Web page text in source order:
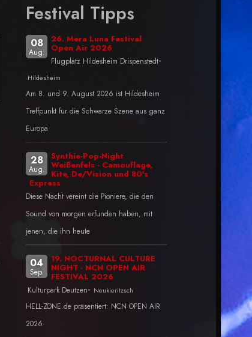
Festival Tipps
08
Aug.
26. Mera Luna Festival
Open Air 2026
Flugplatz Hildesheim Drispenstedt-
Hildesheim
Am 8. und 9. August 2026 ist Hildesheim
Treffpunkt für die Schwarze Szene aus ganz
Europa
28
Aug.
Synthie-Pop-Night
Weißenfels - Camouflage,
Kite, De/Vision und 80's
Express
Diese Nacht vereint die Pioniere, die den
Sound von morgen erfunden haben, mit
jenen, die ihn heute
04
Sep.
19. NOCTURNAL CULTURE
NIGHT - NCN OPEN AIR
FESTIVAL 2026
Kulturpark Deutzen- Neukieritzsch
HELL-ZONE.de präsentiert: NCN OPEN AIR
2026